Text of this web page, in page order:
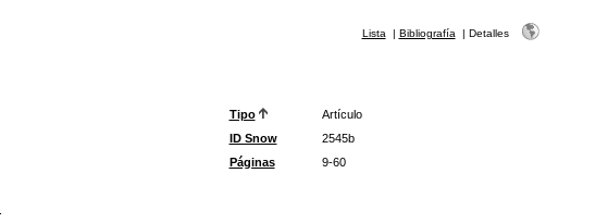
Lista | Bibliografía | Detalles
Tipo
Artículo
ID Snow
2545b
Páginas
9-60